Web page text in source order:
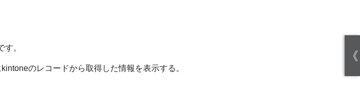
。
のレコードから取得した情報を表示する。
《